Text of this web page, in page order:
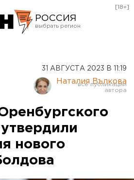
РОССИЯ
Курган
Оренбург
[18+]
31 АВГУСТА 2023 В 11:19
Наталия Вълкова
нового